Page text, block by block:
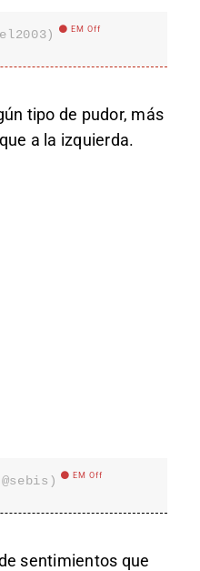
EM Off
tipo de pudor, más
a la izquierda.
EM Off
sentimientos que